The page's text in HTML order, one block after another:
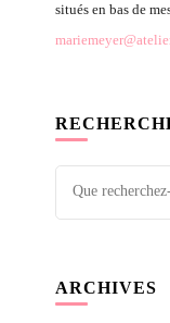
situés en bas de
Vous
recherchiez
ARCHIVES